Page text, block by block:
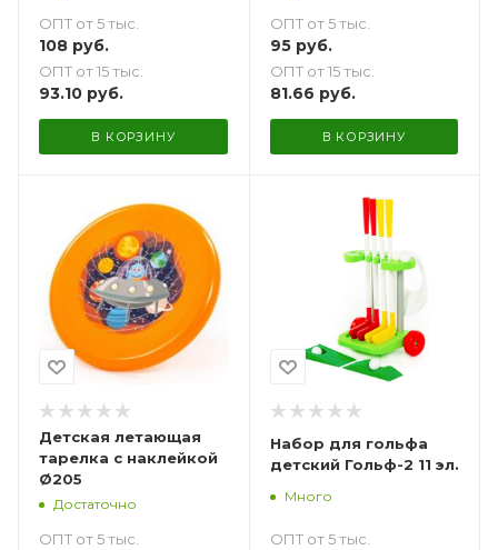
ОПТ от 5 тыс.
108 руб.
ОПТ от 15 тыс.
93.10 руб.
В КОРЗИНУ
ОПТ от 5 тыс.
95руб.
ОПТ от 15 тыс.
81.66 руб.
В КОРЗИНУ
Детская летающая
тарелка с наклейкой
Ø205
Достаточно
ОПТ от 5 тыс.
Набор для гольфа
детский Гольф-2 11 эл.
Много
ОПТ от 5 тыс.